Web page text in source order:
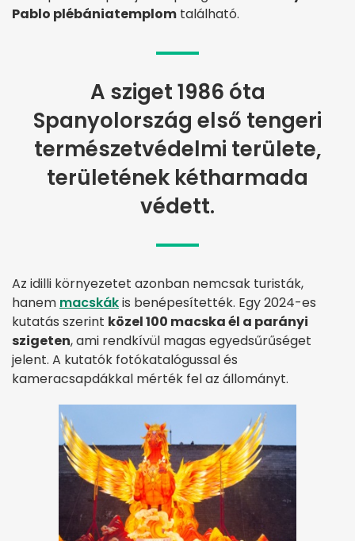
Pablo plébániatemplom található.
A sziget 1986 óta
Spanyolország első tengeri
természetvédelmi területe,
területének kétharmada
védett.
Az idilli környezetet azonban nemcsak turisták,
hanem macskákis benépesítették. Egy 2024-es
kutatás szerint közel 100 macska él a parányi
szigeten, ami rendkívül magas egyedsűrűséget
jelent. A kutatók fotókatalógussal és
kameracsapdákkal mérték fel az állományt.